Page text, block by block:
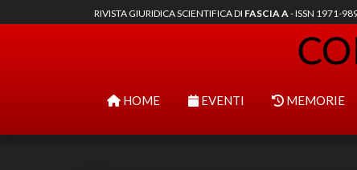
RIVISTA GIURIDICA SCIENTIFICA DI FASCIA A- ISSN 1971-
HOME EVENTI MEMORIE